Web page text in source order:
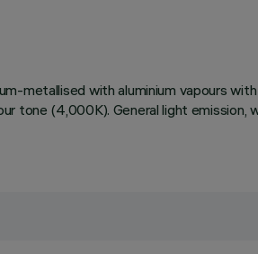
metallised with aluminium vapours
tone (4,000K). General light emission,